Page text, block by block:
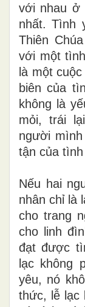
với nhau ở
nhất.Tình
Thiên
với một
là một
biên của
không là
mỏi, trái
người
tận của tình
Nếu hai
nhân chỉ là
cho trang
cho linh
đạt được
lạc không
yêu, nó
thức, lễ lạc